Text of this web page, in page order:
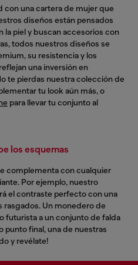
con una cartera de mujer que
diseños están pensados
la piel y buscan accesorios con
todos nuestros diseños se
su resistencia y los
una inversión en
te pierdas nuestra colección de
tu look aún más, o
para llevar tu conjunto al
los esquemas
complementa con cualquier
Por ejemplo, nuestro
el contraste perfecto con una
rasgados. Un monedero de
futurista a un conjunto de falda
final, una de nuestras
y revélate!